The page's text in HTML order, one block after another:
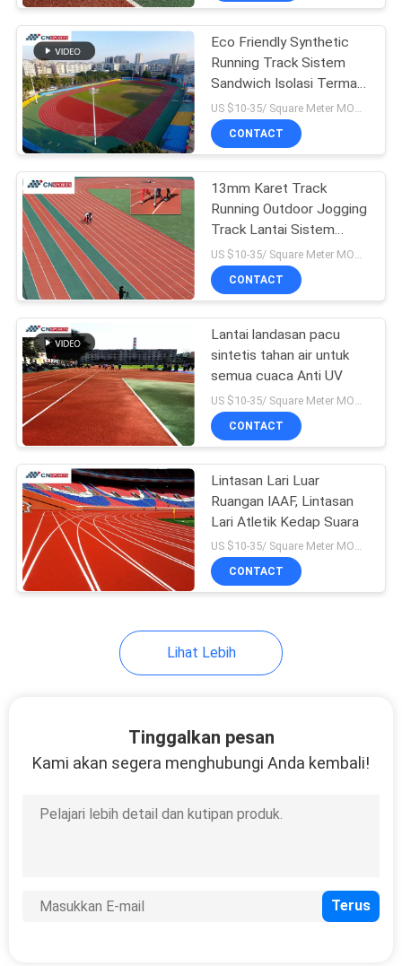
Lantai Epoxy Parkir
Mobil
Lantai Karet EPDM
Butiran Karet EPDM
Interlocking
Tikar Gym Karet
9
Eco Friendly Synthetic
Running Track Sistem
Sandwich Isolasi Termal
IAAF
US $10-35/ Square Meter MOQ:/
CONTACT
13mm Karet Track
Running Outdoor Jogging
Track Lantai Sistem
Sandwich
CONTACT
Lantai landasan pacu
sintetis tahan air untuk
semua cuaca Anti UV
CONTACT
Lintasan Lari Luar
Ruangan IAAF, Lintasan
Lari Atletik Kedap Suara
US $10-35/ Square Meter MOQ:/
CONTACT
Lihat Lebih
Tinggalkan pesan
Kami akan segera menghubungi Anda kembali!